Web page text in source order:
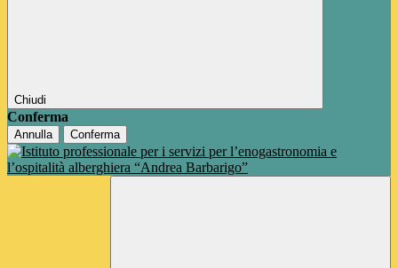
Chiudi
Conferma
Annulla Conferma